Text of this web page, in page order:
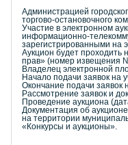
Администрацией
торгово-остановочного
Участие в электронном
информационно-
зарегистрированными на
Аукцион будет проходить
прав» (номер извещения
Владелец электронной
Начало подачи заявок на
Окончание подачи заявок
Рассмотрение заявок и
Проведение аукциона
Документация об
на территории
«Конкурсы и аукционы».